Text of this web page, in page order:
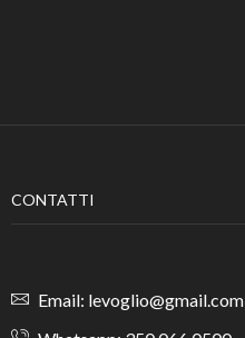
CONTATTI
Email: levoglio@gmail.com